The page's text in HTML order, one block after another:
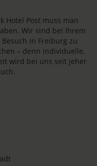
Hotel Post muss man
Wir sind bei Ihrem
in Freiburg zu
– denn individuelle,
wird bei uns seit jeher